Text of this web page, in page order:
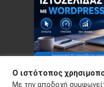
Ο ιστότοπος
Με την αποδοχή